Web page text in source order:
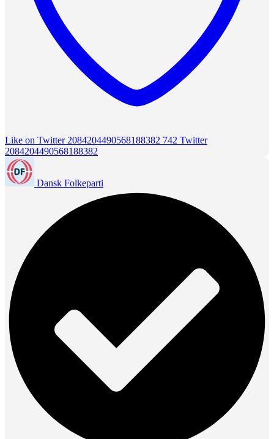
Like on Twitter 2084204490568188382 742 Twitter
2084204490568188382
Dansk Folkeparti